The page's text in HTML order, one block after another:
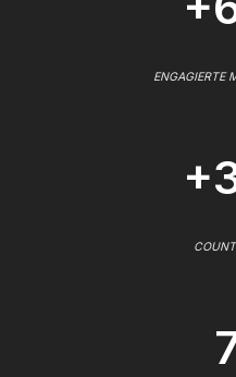
ENGAGIERTE